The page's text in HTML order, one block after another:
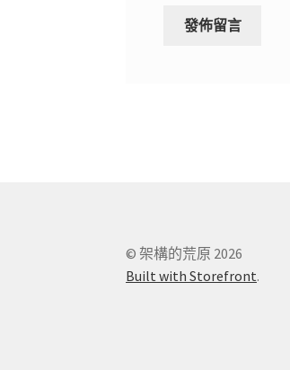
© 架構的荒原 2026
Built with Storefront.